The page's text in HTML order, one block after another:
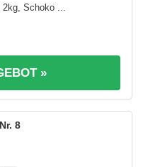
Schoko ...
»
8